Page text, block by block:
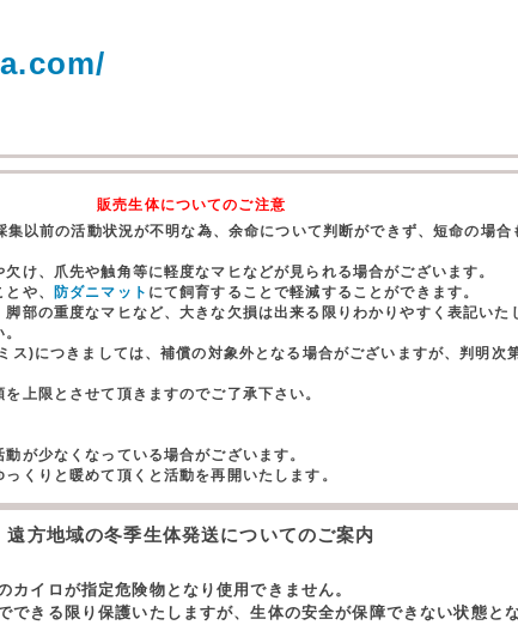
販売生体についてのご注意
以前の活動状況が不明な為、余命について判断ができず、短命の場合
け、爪先や触角等に軽度なマヒなどが見られる場合がございます。
や、 防ダニマット にて飼育することで軽減することができます。
部の重度なマヒなど、大きな欠損は出来る限りわかりやすく表記いた
)につきましては、補償の対象外となる場合がございますが、判明次
上限とさせて頂きますのでご了承下さい。
が少なくなっている場合がございます。
くりと暖めて頂くと活動を再開いたします。
遠方地域の冬季生体発送についてのご案内
カイロが指定危険物となり使用できません。
できる限り保護いたしますが、生体の安全が保障できない状態とな